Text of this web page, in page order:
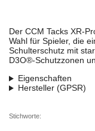
Der CCM Tacks XR-
Wahl für Spieler, die
Schulterschutz mit
D3O®-Schutzzonen
Eigenschaften
Hersteller (GPSR)
Stichworte: